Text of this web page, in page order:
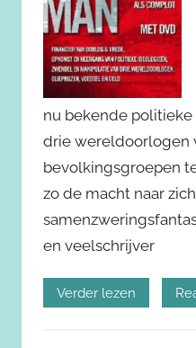
nu bekende
drie wereldoorlogen
bevolkingsgroepen
zo de macht naar
en veelschrijver
Verder lezen